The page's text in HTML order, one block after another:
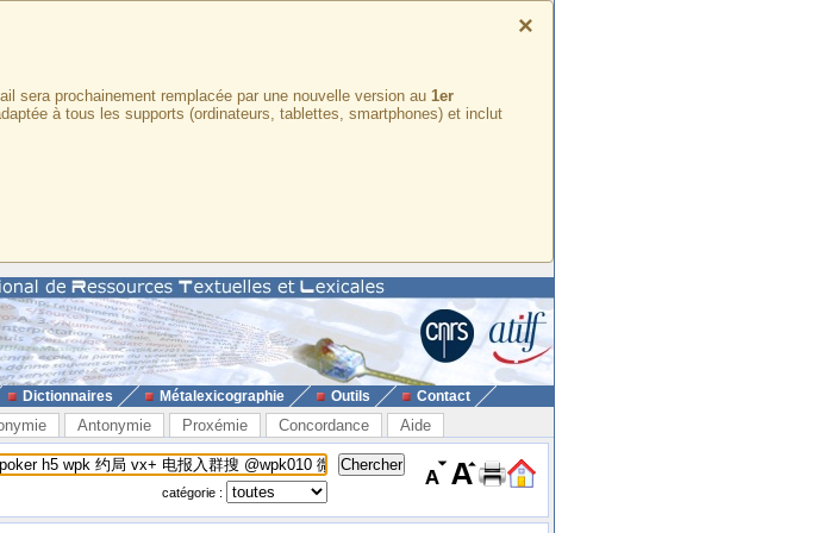
×
sera prochainement remplacée par une nouvelle version au 1er
à tous les supports (ordinateurs, tablettes, smartphones) et inclut
Dictionnaires Métalexicographie Outils Contact
Antonymie Proxémie Concordance Aide
catégorie :